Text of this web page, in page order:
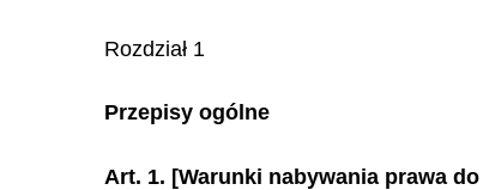
Rozdział 1
Przepisy ogólne
Art. 1. [Warunki nabywania prawa